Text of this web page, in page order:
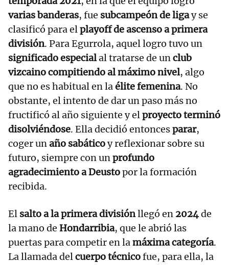
varias banderas, fue subcampeón de ligay se
clasificó para elplayoff de ascenso a primera
división. Para Egurrola, aquel logro tuvo un
significado especialal tratarse de unclub
vizcaino compitiendo al máximo nivel, algo
que no es habitual en laélite femenina. No
obstante, el intento de dar un paso más no
fructificó al año siguiente y elproyecto terminó
disolviéndose. Ella decidió entoncesparar,
coger unaño sabáticoy reflexionar sobre su
futuro, siempre con unprofundo
agradecimiento a Deustopor la formación
recibida.
El salto a la primera divisiónllegó en 2024de
la mano de Hondarribia, que le abrió las
puertas para competir en lamáxima categoría.
La llamada delcuerpo técnicofue, para ella, la